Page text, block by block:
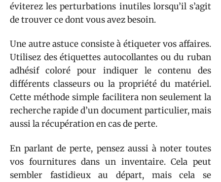
éviterez les perturbations inutiles lorsqu’il s’agit
de trouver ce dont vous avez besoin.
Une autre astuce consiste à étiqueter vos affaires.
Utilisez des étiquettes autocollantes ou du ruban
adhésif coloré pour indiquer le contenu des
différents classeurs ou la propriété du matériel.
Cette méthode simple facilitera non seulement la
recherche rapide d’un document particulier, mais
aussi la récupération en cas de perte.
En parlant de perte, pensez aussi à noter toutes
vos fournitures dans un inventaire. Cela peut
sembler fastidieux au départ, mais cela se